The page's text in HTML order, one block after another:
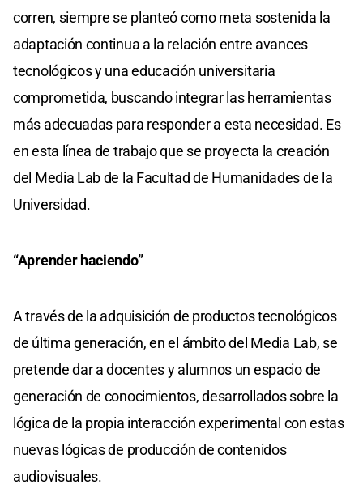
corren, siempre se planteó como meta sostenida la
adaptación continua a la relación entre avances
tecnológicos y una educación universitaria
comprometida, buscando integrar las herramientas
más adecuadas para responder a esta necesidad. Es
en esta línea de trabajo que se proyecta la creación
del Media Lab de la Facultad de Humanidades de la
Universidad.
“Aprender haciendo”
A través de la adquisición de productos tecnológicos
de última generación, en el ámbito del Media Lab, se
pretende dar a docentes y alumnos un espacio de
generación de conocimientos, desarrollados sobre la
lógica de la propia interacción experimental con estas
nuevas lógicas de producción de contenidos
audiovisuales.